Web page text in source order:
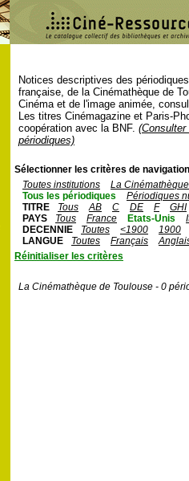
Notices descriptives des
française, de la Cinémathèque de
Cinéma et de l'image animée,
Les titres Cinémagazine et Paris-
coopération avec la BNF.
périodiques)
Sélectionner les critères de
Toutes institutions
La
Tous les périodiques
Périodiques
TITRE
Tous AB C DE F
GHI
PAYS
Tous France Etats-Unis
DECENNIE
Toutes <1900
1900
LANGUE
Toutes Français
Réinitialiser les critères
La Cinémathèque de Toulouse - 0